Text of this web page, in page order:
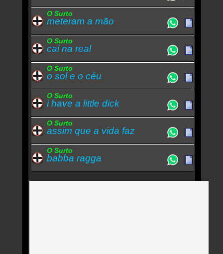
O Surto
meteram a mão
O Surto
cai na real
O Surto
o sol e o céu
O Surto
i have a little dick
O Surto
assim que a vida faz
O Surto
babba ragga